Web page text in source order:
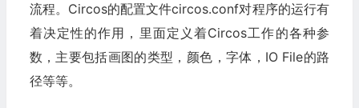
流程。Circos的配置文件circos.conf对程序的运行有
着决定性的作用，里面定义着Circos工作的各种参
数，主要包括画图的类型，颜色，字体，IO File的路
径等等。